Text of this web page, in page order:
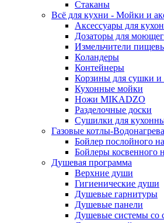
Стаканы
Всё для кухни - Мойки и
Аксессуары для
Дозаторы для
Измельчители
Коландеры
Контейнеры
Корзины для сушки и
Кухонные мойки
Ножи MIKADZO
Разделочные доски
Сушилки для
Газовые котлы-
Бойлер послойного
Бойлеры косвенного
Душевая программа
Верхние души
Гигиенические души
Душевые гарнитуры
Душевые панели
Душевые системы со